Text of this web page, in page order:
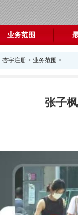
业务范围
杏宇注册 > 业务范围 >
张子